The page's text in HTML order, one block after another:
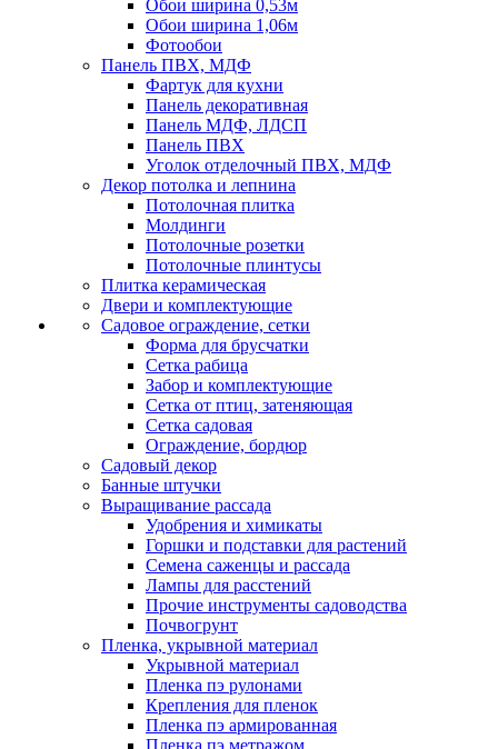
Обои ширина 0,53м
Обои ширина 1,06м
Фотообои
Панель ПВХ, МДФ
Фартук для кухни
Панель декоративная
Панель МДФ, ЛДСП
Панель ПВХ
Уголок отделочный ПВХ, МДФ
Декор потолка и лепнина
Потолочная плитка
Молдинги
Потолочные розетки
Потолочные плинтусы
Плитка керамическая
Двери и комплектующие
Садовое ограждение, сетки
Форма для брусчатки
Сетка рабица
Забор и комплектующие
Сетка от птиц, затеняющая
Сетка садовая
Ограждение, бордюр
Садовый декор
Банные штучки
Выращивание рассада
Удобрения и химикаты
Горшки и подставки для растений
Семена саженцы и рассада
Лампы для расстений
Прочие инструменты садоводства
Почвогрунт
Пленка, укрывной материал
Укрывной материал
Пленка пэ рулонами
Крепления для пленок
Пленка пэ армированная
Пленка пэ метражом